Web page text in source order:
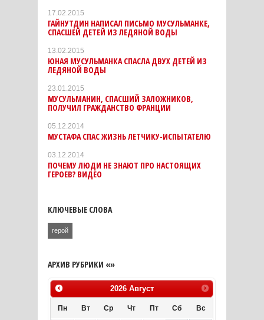
17.02.2015
ГАЙНУТДИН НАПИСАЛ ПИСЬМО МУСУЛЬМАНКЕ,
СПАСШЕЙ ДЕТЕЙ ИЗ ЛЕДЯНОЙ ВОДЫ
13.02.2015
ЮНАЯ МУСУЛЬМАНКА СПАСЛА ДВУХ ДЕТЕЙ ИЗ
ЛЕДЯНОЙ ВОДЫ
23.01.2015
МУСУЛЬМАНИН, СПАСШИЙ ЗАЛОЖНИКОВ,
ПОЛУЧИЛ ГРАЖДАНСТВО ФРАНЦИИ
05.12.2014
МУСТАФА СПАС ЖИЗНЬ ЛЕТЧИКУ-ИСПЫТАТЕЛЮ
03.12.2014
ПОЧЕМУ ЛЮДИ НЕ ЗНАЮТ ПРО НАСТОЯЩИХ
ГЕРОЕВ? ВИДЕО
КЛЮЧЕВЫЕ СЛОВА
герой
АРХИВ РУБРИКИ «»
2026 Август
Пн Вт Ср Чт Пт Сб Вс